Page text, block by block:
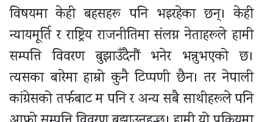
विषयमा केही बहसहरू पनि भइरहेका छन्। केही
न्यायमूर्ति र राष्ट्रिय राजनीतिमा संलग्न नेताहरूले हामी
सम्पत्ति विवरण बुझाउँदैनौं भनेर भन्नुभएको छ।
त्यसका बारेमा हाम्रो कुनै टिप्पणी छैन। तर नेपाली
कांग्रेसको तर्फबाट म पनि र अन्य सबै साथीहरूले पनि